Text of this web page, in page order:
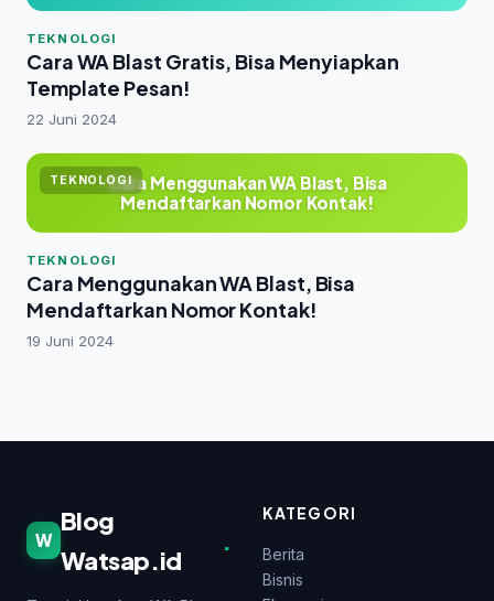
TEKNOLOGI
Cara WA Blast Gratis, Bisa Menyiapkan
Template Pesan!
22 Juni 2024
TEKNOLOGICara Menggunakan WA Blast, Bisa
Mendaftarkan Nomor Kontak!
TEKNOLOGI
Cara Menggunakan WA Blast, Bisa
Mendaftarkan Nomor Kontak!
19 Juni 2024
W
Blog
Watsap.id
.
KATEGORI
Berita
Bisnis